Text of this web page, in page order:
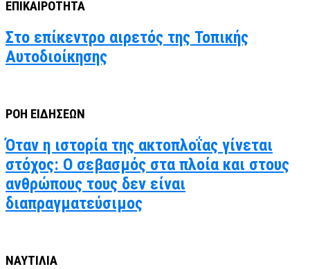
ΕΠΙΚΑΙΡΟΤΗΤΑ
Στο επίκεντρο αιρετός της Τοπικής
Αυτοδιοίκησης
ΡΟΗ ΕΙΔΗΣΕΩΝ
Όταν η ιστορία της ακτοπλοΐας γίνεται
στόχος: Ο σεβασμός στα πλοία και στους
ανθρώπους τους δεν είναι
διαπραγματεύσιμος
ΝΑΥΤΙΛΙΑ